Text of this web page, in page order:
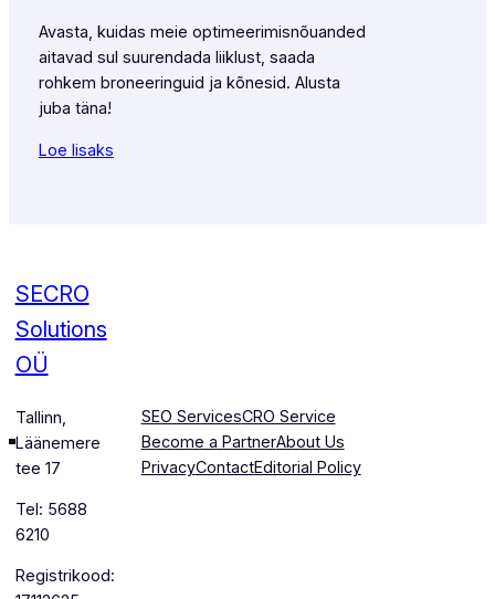
Avasta, kuidas meie optimeerimisnõuanded
aitavad sul suurendada liiklust, saada
rohkem broneeringuid ja kõnesid. Alusta
juba täna!
Loe lisaks
SECRO
Solutions
OÜ
Tallinn,
Läänemere
tee 17
Tel: 5688
6210
Registrikood:
SEO ServicesCRO Service
Become a PartnerAbout Us
PrivacyContactEditorial Policy